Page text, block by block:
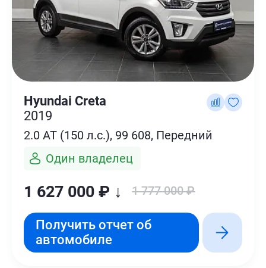
Hyundai Creta
2019
2.0 AT (150 л.с.), 99 608, Передний
Один владелец
1 627 000 ₽ ↓ 1 777 000 ₽
Получить отчет об
автомобиле